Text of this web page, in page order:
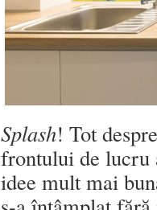
Splash! Tot
frontului de lucru
idee mult mai